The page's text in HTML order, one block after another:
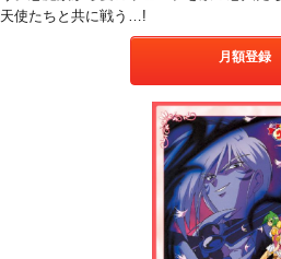
天使たちと共に戦う…!
月額登録